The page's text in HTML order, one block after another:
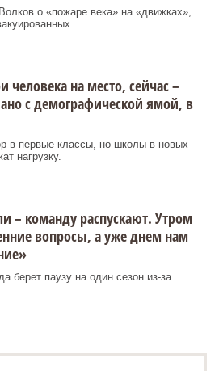
о «пожаре века» на «движках»,
на место, сейчас –
с демографической ямой, в
в первые классы, но школы в новых
нагрузку.
– команду распускают. Утром
вопросы, а уже днем нам
берет паузу на один сезон из-за